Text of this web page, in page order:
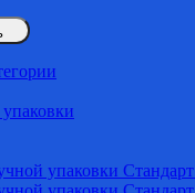
упаковки